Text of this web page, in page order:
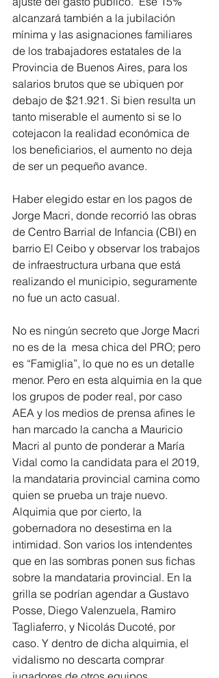
alcanzará también a la jubilación
mínima y las asignaciones familiares
de los trabajadores estatales de la
Provincia de Buenos Aires, para los
salarios brutos que se ubiquen por
debajo de $21.921. Si bien resulta un
tanto miserable el aumento si se lo
cotejacon la realidad económica de
los beneficiarios, el aumento no deja
de ser un pequeño avance.
Haber elegido estar en los pagos de
Jorge Macri, donde recorrió las obras
de Centro Barrial de Infancia (CBI) en
barrio El Ceibo y observar los trabajos
de infraestructura urbana que está
realizando el municipio, seguramente
no fue un acto casual.
No es ningún secreto que Jorge Macri
no es de la  mesa chica del PRO; pero
es “Famiglia”, lo que no es un detalle
menor. Pero en esta alquimia en la que
los grupos de poder real, por caso
AEA y los medios de prensa afines le
han marcado la cancha a Mauricio
Macri al punto de ponderar a María
Vidal como la candidata para el 2019,
la mandataria provincial camina como
quien se prueba un traje nuevo.
Alquimia que por cierto, la
gobernadora no desestima en la
intimidad. Son varios los intendentes
que en las sombras ponen sus fichas
sobre la mandataria provincial. En la
grilla se podrían agendar a Gustavo
Posse, Diego Valenzuela, Ramiro
Tagliaferro, y Nicolás Ducoté, por
caso. Y dentro de dicha alquimia, el
vidalismo no descarta comprar